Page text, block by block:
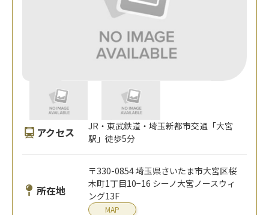
アクセス
JR・東武鉄道・埼玉新都市交通「大宮
駅」徒歩5分
所在地
〒330-0854 埼玉県さいたま市大宮区桜
木町1丁目10−16 シーノ大宮ノースウィ
ング13F
MAP